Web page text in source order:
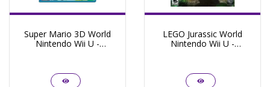
Super Mario 3D World
Nintendo Wii U -
LEGO Jurassic World
Nintendo Wii U -